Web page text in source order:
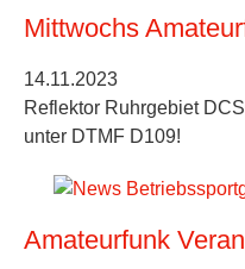
Mittwochs
14.11.2023
Reflektor Ruhrgebiet
unter DTMF D109!
Amateurfunk